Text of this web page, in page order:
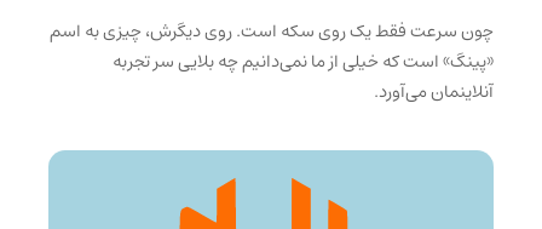
چون سرعت فقط یک روی سکه است. روی دیگرش، چیزی به اسم
«پینگ» است که خیلی از ما نمی‌دانیم چه بلایی سر تجربه
آنلاینمان می‌آورد.